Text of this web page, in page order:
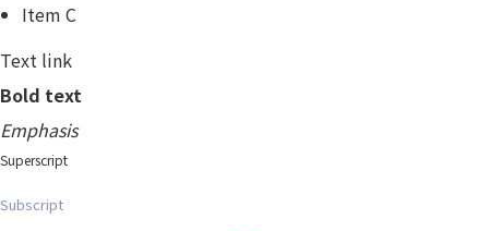
Item C
Text link
Bold text
Emphasis
Superscript
Subscript